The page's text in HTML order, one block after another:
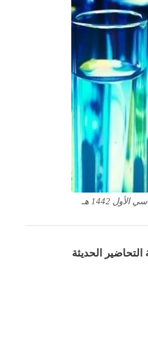
1442 هـ
الحديثة